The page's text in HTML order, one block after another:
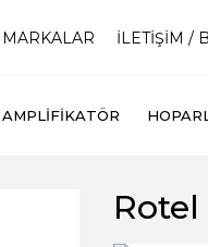
MARKALAR İLETİŞİM /
AMPLIFIKATÖR
Rotel